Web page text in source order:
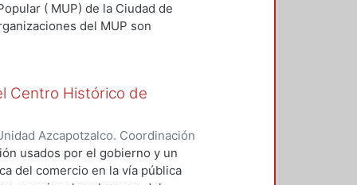
entusiasta, desplegada
insoslayables alcances
seguridad, propiciarán futuros
.
( MUP) de la Ciudad de
del MUP son
Centro Histórico de
Azcapotzalco. Coordinación
JOSE BENJAMIN
usados por el gobierno y un
del comercio en la vía pública